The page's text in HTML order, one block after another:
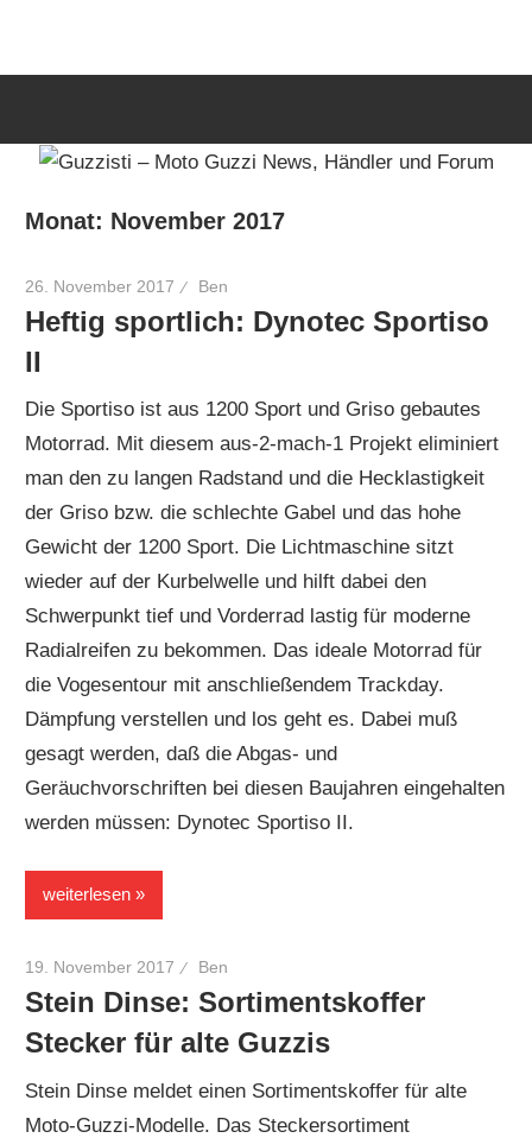
Moto
News,
Händler
und
Forum
Monat: November 2017
26. November 2017 Ben
Heftig sportlich: Dynotec Sportiso
II
Die Sportiso ist aus 1200 Sport und Griso gebautes
Motorrad. Mit diesem aus-2-mach-1 Projekt eliminiert
man den zu langen Radstand und die Hecklastigkeit
der Griso bzw. die schlechte Gabel und das hohe
Gewicht der 1200 Sport. Die Lichtmaschine sitzt
wieder auf der Kurbelwelle und hilft dabei den
Schwerpunkt tief und Vorderrad lastig für moderne
Radialreifen zu bekommen. Das ideale Motorrad für
die Vogesentour mit anschließendem Trackday.
Dämpfung verstellen und los geht es. Dabei muß
gesagt werden, daß die Abgas- und
Geräuchvorschriften bei diesen Baujahren eingehalten
werden müssen: Dynotec Sportiso II.
weiterlesen
19. November 2017 Ben
Stein Dinse: Sortimentskoffer
Stecker für alte Guzzis
Stein Dinse meldet einen Sortimentskoffer für alte
Moto-Guzzi-Modelle. Das Steckersortiment